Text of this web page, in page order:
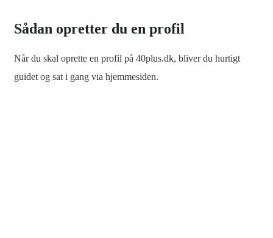
Sådan opretter du en profil
Når du skal oprette en profil på 40plus.dk, bliver du hurtigt
guidet og sat i gang via hjemmesiden.